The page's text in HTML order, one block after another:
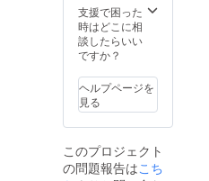
前をご
記入く
ださ
い。
DMでの
質問回
答をご
希望の
は、ア
カウン
支援で困った
時はどこに相
談したらいい
ですか？
ヘルプページを
見る
このプロジェクト
の問題報告はこち